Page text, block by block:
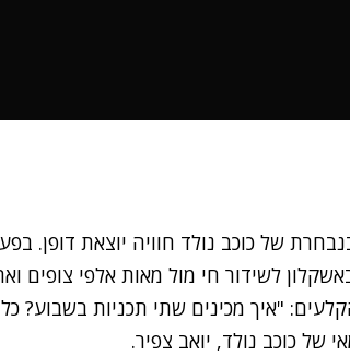
של כוכב נולד חוויה יוצאת דופן.
לשידור חי מול מאות אלפי צופים
"איך מכינים שתי תכניות בשבוע?
של כוכב נולד, יואב צפיר.